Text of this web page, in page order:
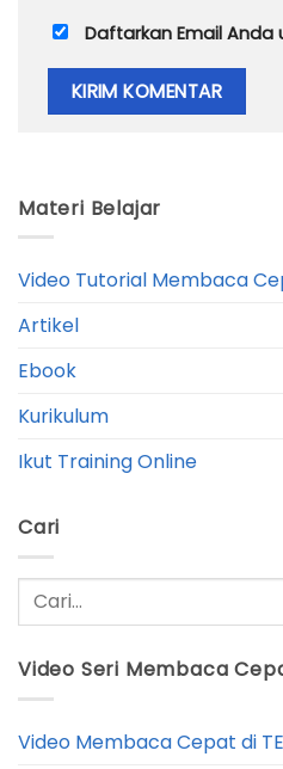
Daftarkan Email
Materi Belajar
Video Tutorial Membaca
Artikel
Ebook
Kurikulum
Ikut Training Online
Cari
Video Seri Membaca
Video Membaca Cepat di